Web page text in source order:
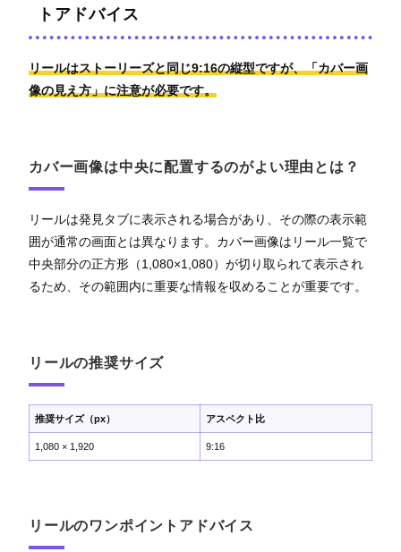
トアドバイス
リールはストーリーズと同じ9:16の縦型ですが、「カバー画
像の見え方」に注意が必要です。
カバー画像は中央に配置するのがよい理由とは？
リールは発見タブに表示される場合があり、その際の表示範
囲が通常の画面とは異なります。カバー画像はリール一覧で
中央部分の正方形（1,080×1,080）が切り取られて表示され
るため、その範囲内に重要な情報を収めることが重要です。
リールの推奨サイズ
推奨サイズ（px） アスペクト比
1,080 × 1,920 9:16
リールのワンポイントアドバイス